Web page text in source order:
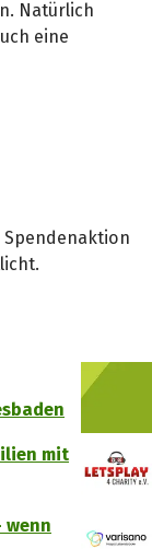
Natürlich
eine
Spendenaktion
mit
wenn